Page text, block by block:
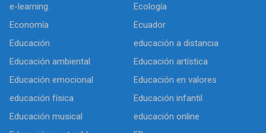
e-learning.
Ecología
Economía
Ecuador
Educación
educación a distancia
Educación ambiental
Educación artística
Educación emocional
Educación en valores
educación física
Educación infantil
Educación musical
educación online